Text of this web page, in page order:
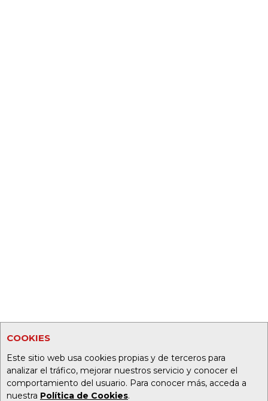
COOKIES
Este sitio web usa cookies propias y de terceros para
analizar el tráfico, mejorar nuestros servicio y conocer el
comportamiento del usuario. Para conocer más, acceda a
nuestra Política de Cookies.